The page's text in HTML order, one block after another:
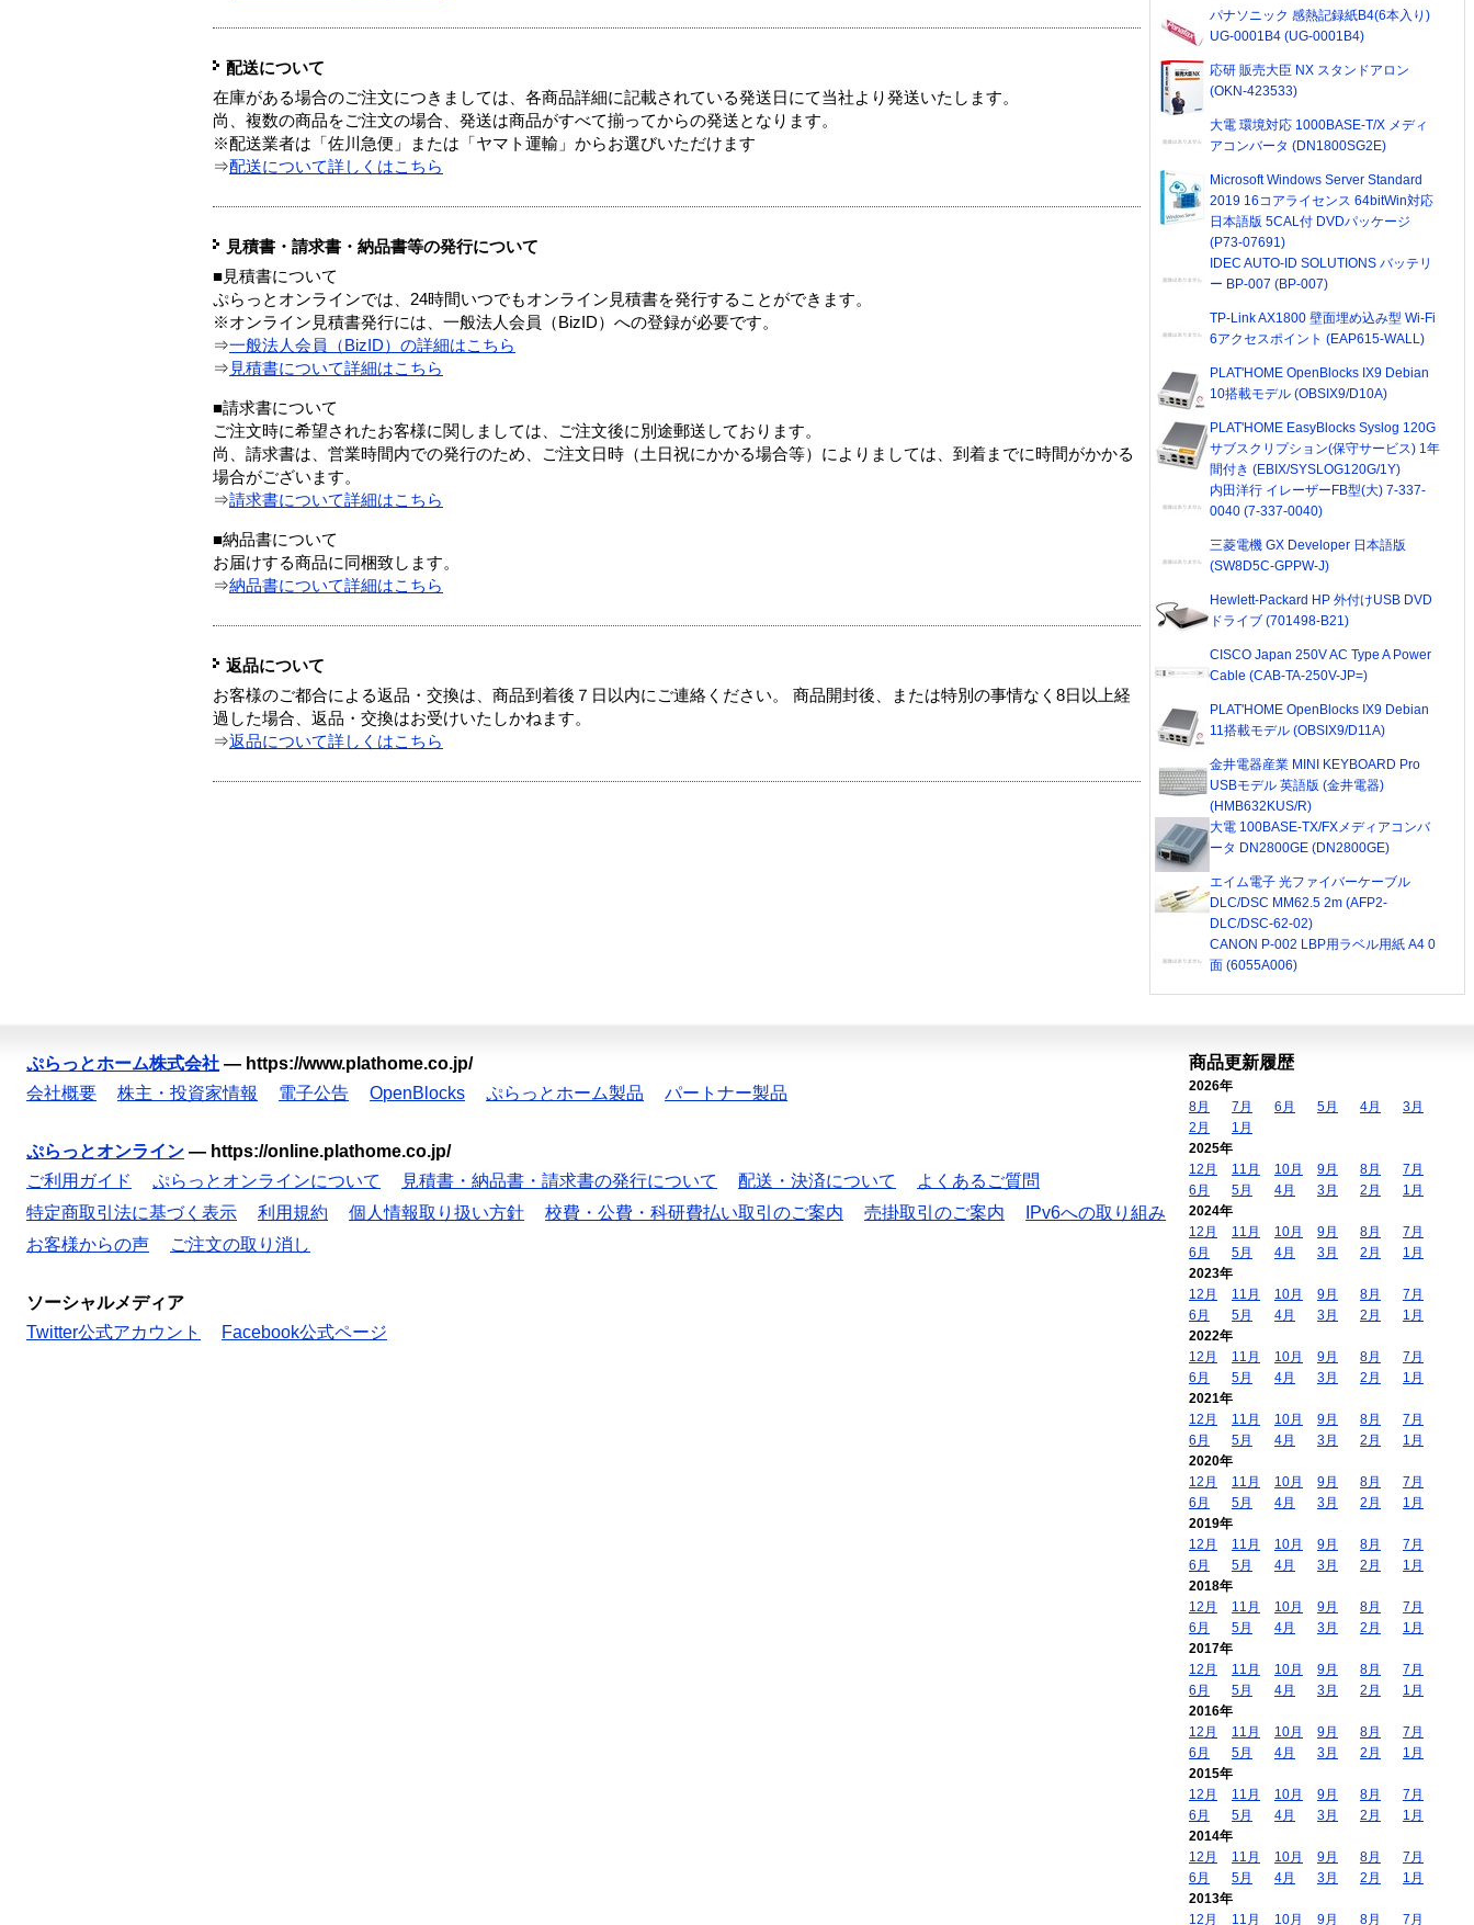
配送について
在庫がある場合のご注文につきましては、各商品詳細に記載されている発送日にて当社より発送いたします。
尚、複数の商品をご注文の場合、発送は商品がすべて揃ってからの発送となります。
※配送業者は「佐川急便」または「ヤマト運輸」からお選びいただけます
⇒配送について詳しくはこちら
見積書・請求書・納品書等の発行について
■見積書について
ぷらっとオンラインでは、24時間いつでもオンライン見積書を発行することができます。
※オンライン見積書発行には、一般法人会員（BizID）への登録が必要です。
⇒一般法人会員（BizID）の詳細はこちら
⇒ 見積書について詳細はこちら
■請求書について
ご注文時に希望されたお客様に関しましては、ご注文後に別途郵送しております。
尚、請求書は、営業時間内での発行のため、ご注文日時（土日祝にかかる場合等）によりましては、到着までに時間がかかる
場合がございます。
⇒請求書について詳細はこちら
■納品書について
お届けする商品に同梱致します。
⇒納品書について詳細はこちら
返品について
お客様のご都合による返品・交換は、商品到着後７日以内にご連絡ください。 商品開封後、または特別の事情なく8日以上経
過した場合、返品・交換はお受けいたしかねます。
⇒返品について詳しくはこちら
パナソニック 感熱記録紙B4(6本入り)
UG-0001B4 (UG-0001B4)
応研 販売大臣 NX スタンドアロン
(OKN-423533)
大電 環境対応 1000BASE-T/X メディ
アコンバータ (DN1800SG2E)
Microsoft Windows Server Standard
2019 16コアライセンス 64bitWin対応
日本語版 5CAL付 DVDパッケージ
(P73-07691)
IDEC AUTO-ID SOLUTIONS バッテリ
ー BP-007 (BP-007)
TP-Link AX1800 壁面埋め込み型 Wi-Fi
6アクセスポイント (EAP615-WALL)
PLAT'HOME OpenBlocks IX9 Debian
10搭載モデル (OBSIX9/D10A)
PLAT'HOME EasyBlocks Syslog 120G
サブスクリプション(保守サービス) 1年
間付き (EBIX/SYSLOG120G/1Y)
内田洋行 イレーザーFB型(大) 7-337-
0040 (7-337-0040)
三菱電機 GX Developer 日本語版
(SW8D5C-GPPW-J)
Hewlett-Packard HP 外付けUSB DVD
ドライブ (701498-B21)
CISCO Japan 250V AC Type A Power
Cable (CAB-TA-250V-JP=)
PLAT'HOME OpenBlocks IX9 Debian
11搭載モデル (OBSIX9/D11A)
金井電器産業 MINI KEYBOARD Pro
USBモデル 英語版 (金井電器)
(HMB632KUS/R)
大電 100BASE-TX/FXメディアコンバ
ータ DN2800GE (DN2800GE)
エイム電子 光ファイバーケーブル
DLC/DSC MM62.5 2m (AFP2-
DLC/DSC-62-02)
CANON P-002 LBP用ラベル用紙 A4 0
面 (6055A006)
ぷらっとホーム株式会社 — https://www.plathome.co.jp/
会社概要
株主・投資家情報 電子公告 OpenBlocks ぷらっとホーム製品 パートナー製品
ぷらっとオンライン — https://online.plathome.co.jp/
ご利用ガイド
ぷらっとオンラインについて 見積書・納品書・請求書の発行について 配送・決済について
よくあるご質問
特定商取引法に基づく表示
利用規約 個人情報取り扱い方針 校費・公費・科研費払い取引のご案内 売掛取引のご案内
IPv6への取り組み
お客様からの声
ご注文の取り消し
ソーシャルメディア
Twitter公式アカウント
Facebook公式ページ
商品更新履歴
2026年
8月
7月 6月 5月 4月
3月
2月
1月
2025年
12月
11月 10月 9月 8月
7月
6月
5月 4月 3月 2月
1月
2024年
12月
11月 10月 9月 8月
7月
6月
5月 4月 3月 2月
1月
2023年
12月
11月 10月 9月 8月
7月
6月
5月 4月 3月 2月
1月
2022年
12月
11月 10月 9月 8月
7月
6月
5月 4月 3月 2月
1月
2021年
12月
11月 10月 9月 8月
7月
6月
5月 4月 3月 2月
1月
2020年
12月
11月 10月 9月 8月
7月
6月
5月 4月 3月 2月
1月
2019年
12月
11月 10月 9月 8月
7月
6月
5月 4月 3月 2月
1月
2018年
12月
11月 10月 9月 8月
7月
6月
5月 4月 3月 2月
1月
2017年
12月
11月 10月 9月 8月
7月
6月
5月 4月 3月 2月
1月
2016年
12月
11月 10月 9月 8月
7月
6月
5月 4月 3月 2月
1月
2015年
12月
11月 10月 9月 8月
7月
6月
5月 4月 3月 2月
1月
2014年
12月
11月 10月 9月 8月
7月
6月
5月 4月 3月 2月
1月
2013年
12月
11月 10月 9月 8月 7月